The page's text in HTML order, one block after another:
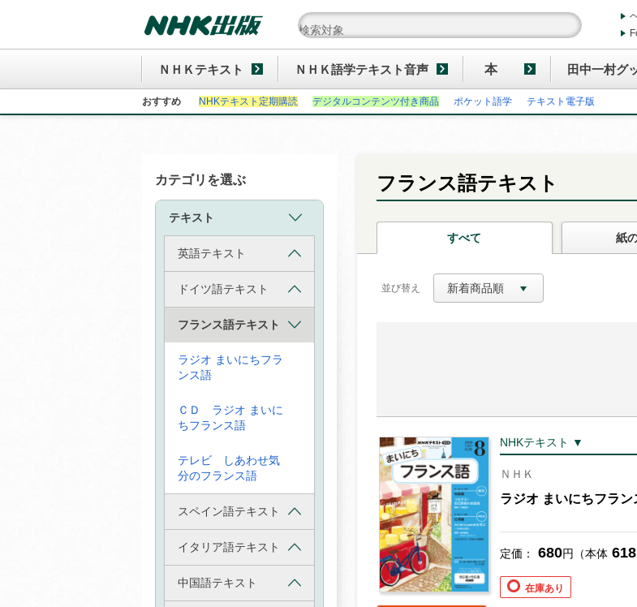
ＮＨＫテキスト ＮＨＫ語学テキスト音声 本 田中一村グ
おすすめ NHKテキスト定期購読 デジタルコンテンツ付き商品 ポケット語学 テキスト電子版
フランス語テキスト
すべて 紙
並び替え 新着商品順
NHKテキスト ▼
ＮＨＫ
ラジオ まいにちフラ
定価： 680円（本体 618
在庫あり
カテゴリを選ぶ
テキスト
英語テキスト
ドイツ語テキスト
フランス語テキスト
ラジオ まいにちフラ
ンス語
ＣＤ ラジオ まいに
ちフランス語
テレビ しあわせ気
分のフランス語
スペイン語テキスト
イタリア語テキスト
中国語テキスト